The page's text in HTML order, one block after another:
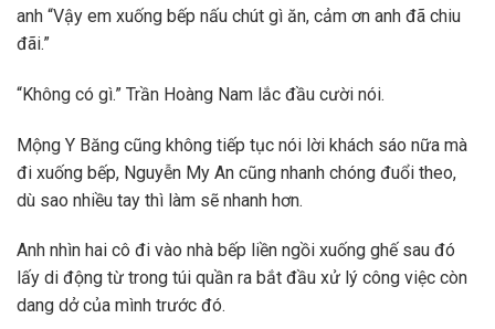
anh “Vậy em xuống bếp nấu chút gì ăn, cảm ơn anh đã chiu
đãi.”
“Không có gì.” Trần Hoàng Nam lắc đầu cười nói.
Mộng Y Băng cũng không tiếp tục nói lời khách sáo nữa mà
đi xuống bếp, Nguyễn My An cũng nhanh chóng đuổi theo,
dù sao nhiều tay thì làm sẽ nhanh hơn.
Anh nhìn hai cô đi vào nhà bếp liền ngồi xuống ghế sau đó
lấy di động từ trong túi quần ra bắt đầu xử lý công việc còn
dang dở của mình trước đó.